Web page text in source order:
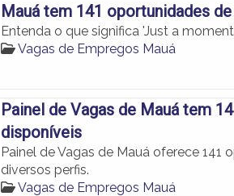
Mauá tem 141 oportunidades
Entenda o que significa 'Just a
Vagas de Empregos Mauá
Painel de Vagas de Mauá tem
disponíveis
Painel de Vagas de Mauá oferece 141
diversos perfis.
Vagas de Empregos Mauá